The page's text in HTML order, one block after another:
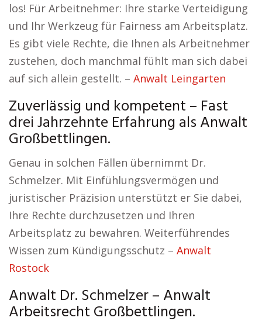
los! Für Arbeitnehmer: Ihre starke Verteidigung
und Ihr Werkzeug für Fairness am Arbeitsplatz.
Es gibt viele Rechte, die Ihnen als Arbeitnehmer
zustehen, doch manchmal fühlt man sich dabei
auf sich allein gestellt. – Anwalt Leingarten
Zuverlässig und kompetent – Fast
drei Jahrzehnte Erfahrung als Anwalt
Großbettlingen.
Genau in solchen Fällen übernimmt Dr.
Schmelzer. Mit Einfühlungsvermögen und
juristischer Präzision unterstützt er Sie dabei,
Ihre Rechte durchzusetzen und Ihren
Arbeitsplatz zu bewahren. Weiterführendes
Wissen zum Kündigungsschutz – Anwalt
Rostock
Anwalt Dr. Schmelzer – Anwalt
Arbeitsrecht Großbettlingen.